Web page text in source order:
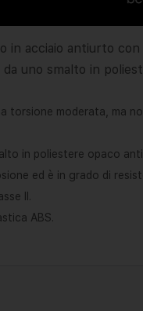
in acciaio antiurto
uno smalto in
torsione moderata, ma
in poliestere opaco
ed è in grado di
II.
ABS.